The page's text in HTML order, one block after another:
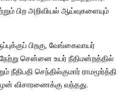
பிற அறிவியல் ஆய்வுகளையும்
பிறகு, வேங்கைவாயர்
சென்னை உயர் நீதிமன்றத்தில்
நீதிபதி செந்தில்குமார் ராமமூர்த்தி
விசாரணைக்கு வந்தது.